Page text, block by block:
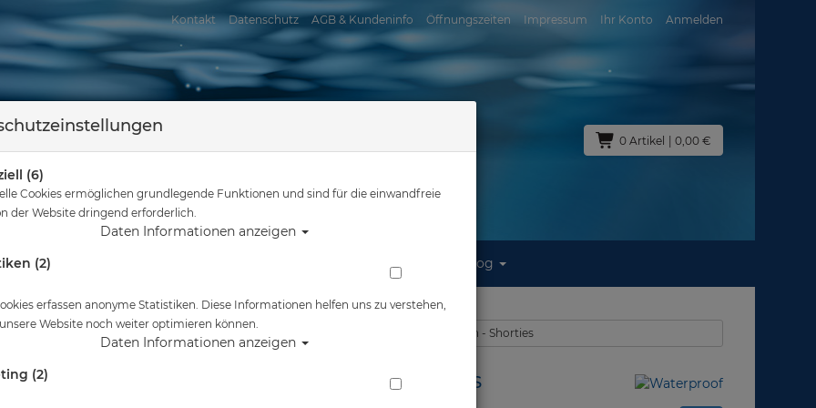
Kontakt Datenschutz AGB & Kundeninfo Öffnungszeiten Impressum Ihr Konto Anmelden
0 Artikel | 0,00 €
Reisen Blog
hier Tauchausrüstung Waterproof - W20 Shorty - 2,5 mm - Damen - Größe: S
Alle Artikel zeigen aus: Tauchanzüge Neopren - Shorties
Waterproof - W20 Shorty - 2,5 mm - Damen - Größe: S
(6)
Cookies ermöglichen grundlegende Funktionen und sind für die einwandfreie
der Website dringend erforderlich.
Daten Informationen anzeigen
(2)
erfassen anonyme Statistiken. Diese Informationen helfen uns zu verstehen,
Website noch weiter optimieren können.
Daten Informationen anzeigen
(2)